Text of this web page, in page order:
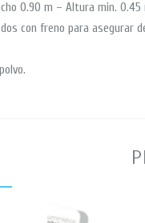
0.90 m – Altura min. 0.45
con freno para asegurar